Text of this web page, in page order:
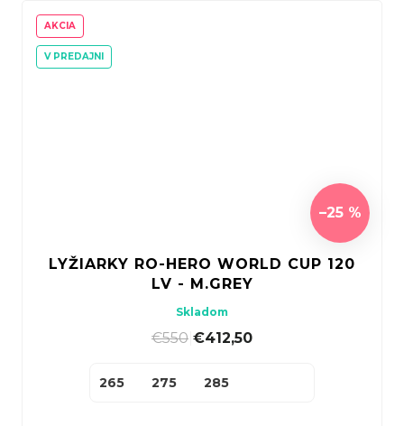
AKCIA
V PREDAJNI
–25 %
LYŽIARKY RO-HERO WORLD CUP 120
LV - M.GREY
Skladom
€550 €412,50
265 275 285